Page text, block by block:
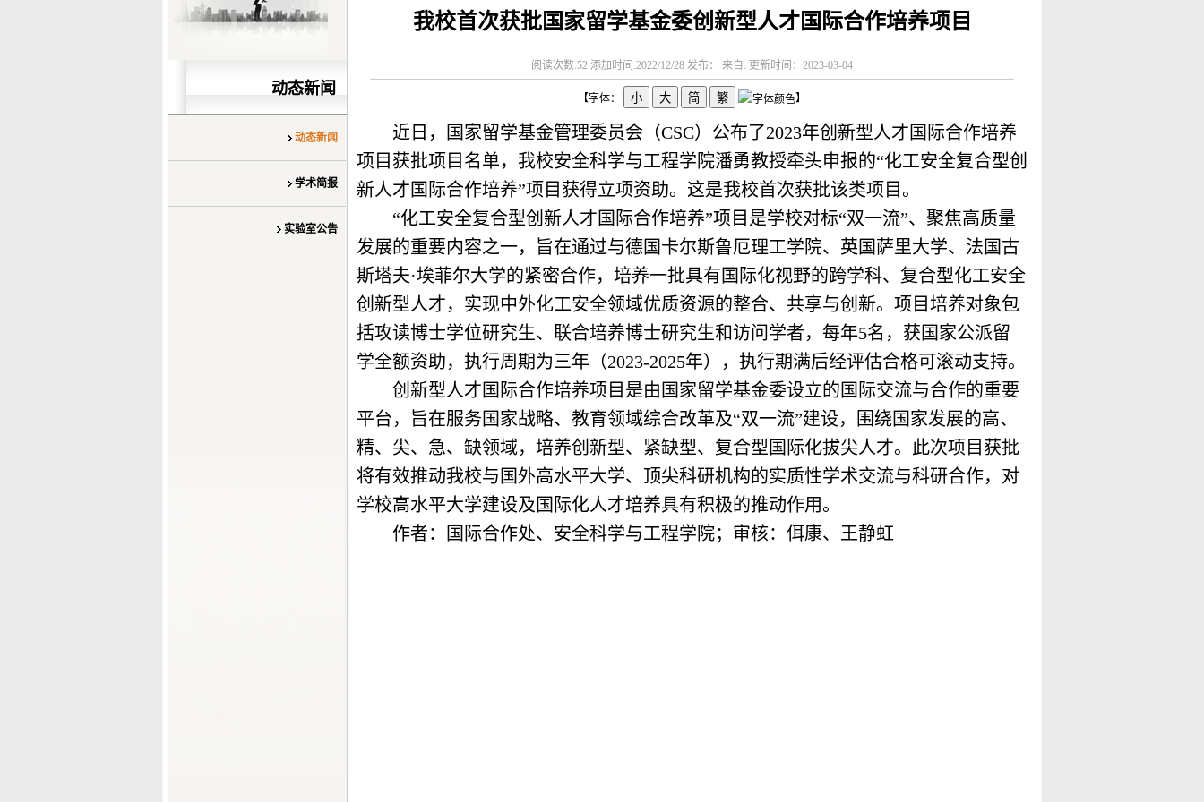
动态新闻
动态新闻
学术简报
实验室公告
我校首次获批国家留学基金委创新型人才国际合作培养项目
阅读次数:52 添加时间:2022/12/28 发布： 来自: 更新时间：2023-03-04
【字体： 】
近日，国家留学基金管理委员会（CSC）公布了2023年创新型人才国际合作培养
项目获批项目名单，我校安全科学与工程学院潘勇教授牵头申报的“化工安全复合型创
新人才国际合作培养”项目获得立项资助。这是我校首次获批该类项目。
“化工安全复合型创新人才国际合作培养”项目是学校对标“双一流”、聚焦高质量
发展的重要内容之一，旨在通过与德国卡尔斯鲁厄理工学院、英国萨里大学、法国古
斯塔夫·埃菲尔大学的紧密合作，培养一批具有国际化视野的跨学科、复合型化工安全
创新型人才，实现中外化工安全领域优质资源的整合、共享与创新。项目培养对象包
括攻读博士学位研究生、联合培养博士研究生和访问学者，每年5名，获国家公派留
学全额资助，执行周期为三年（2023-2025年），执行期满后经评估合格可滚动支持。
创新型人才国际合作培养项目是由国家留学基金委设立的国际交流与合作的重要
平台，旨在服务国家战略、教育领域综合改革及“双一流”建设，围绕国家发展的高、
精、尖、急、缺领域，培养创新型、紧缺型、复合型国际化拔尖人才。此次项目获批
将有效推动我校与国外高水平大学、顶尖科研机构的实质性学术交流与科研合作，对
学校高水平大学建设及国际化人才培养具有积极的推动作用。
作者：国际合作处、安全科学与工程学院；审核：佴康、王静虹